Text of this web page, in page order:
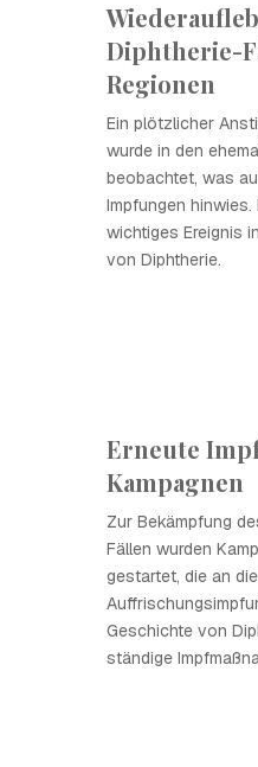
Diphtherie-
Regionen
Ein plötzlicher
wurde in den
beobachtet, was
Impfungen
wichtiges Ereignis
von Diphtherie.
Erneute
Kampagnen
Zur Bekämpfung
Fällen wurden
gestartet, die an
Geschichte von
ständige